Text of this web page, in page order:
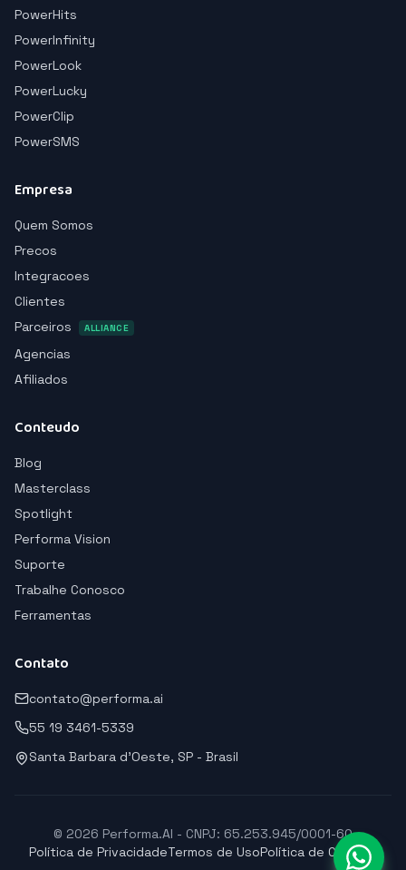
PowerHits
PowerInfinity
PowerLook
PowerLucky
PowerClip
PowerSMS
Empresa
Quem Somos
Precos
Integracoes
Clientes
Parceiros
ALLIANCE
Agencias
Afiliados
Conteudo
Blog
Masterclass
Spotlight
Performa Vision
Suporte
Trabalhe Conosco
Ferramentas
Contato
contato@performa.ai
55 19 3461-5339
Santa Barbara d'Oeste, SP - Brasil
© 2026 Performa.AI - CNPJ: 65.253.945/0001-60
Política de PrivacidadeTermos de UsoPolítica de Cookies